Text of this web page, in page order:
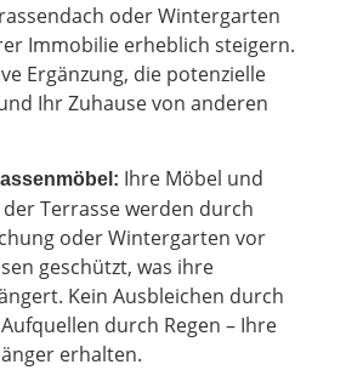
oder Wintergarten
Immobilie erheblich steigern.
Ergänzung, die potenzielle
Ihr Zuhause von anderen
Ihre Möbel und
Terrasse werden durch
oder Wintergarten vor
geschützt, was ihre
Kein Ausbleichen durch
durch Regen – Ihre
erhalten.